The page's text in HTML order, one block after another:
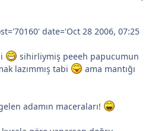
date='Oct 28 2006, 07:25
sihirliymiş peeeh papucumun
lazımmış tabi
ama mantığı
adamın maceraları!